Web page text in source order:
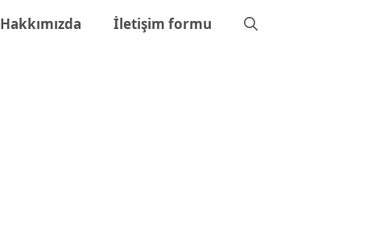
Hakkımızda İletişim formu